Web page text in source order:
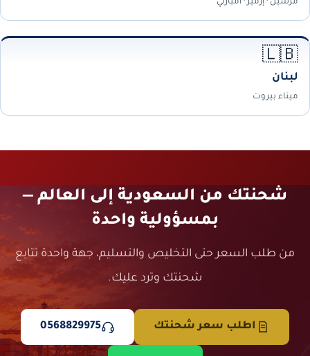
🇱🇧
لبنان
ميناء بيروت
شحنتك من السعودية إلى العالم —
بمسؤولية واحدة
من طلب السعر حتى التخليص والتسليم، جهة واحدة تتابع
شحنتك وترد عليك.
اطلب سعر شحنتك 0568829975